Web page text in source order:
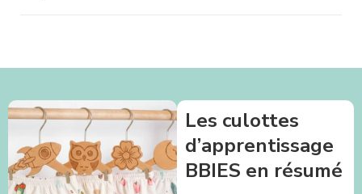
Les culottes
d’apprentissage
BBIES en résumé